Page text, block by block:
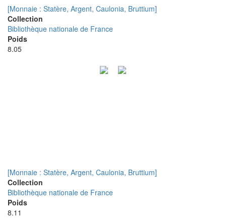
[Monnaie : Statère, Argent, Caulonia, Bruttium]
Collection
Bibliothèque nationale de France
Poids
8.05
[Monnaie : Statère, Argent, Caulonia, Bruttium]
Collection
Bibliothèque nationale de France
Poids
8.11